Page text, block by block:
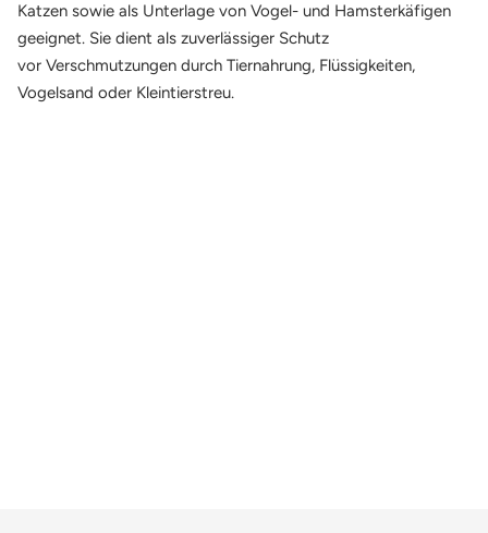
Katzen sowie als Unterlage von Vogel- und Hamsterkäfigen
geeignet. Sie dient als zuverlässiger Schutz
vor Verschmutzungen durch Tiernahrung, Flüssigkeiten,
Vogelsand oder Kleintierstreu.